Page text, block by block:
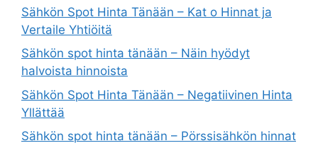
Sähkön Spot Hinta Tänään – Kat o Hinnat ja
Vertaile Yhtiöitä
Sähkön spot hinta tänään – Näin hyödyt
halvoista hinnoista
Sähkön Spot Hinta Tänään – Negatiivinen Hinta
Yllättää
Sähkön spot hinta tänään – Pörssisähkön hinnat